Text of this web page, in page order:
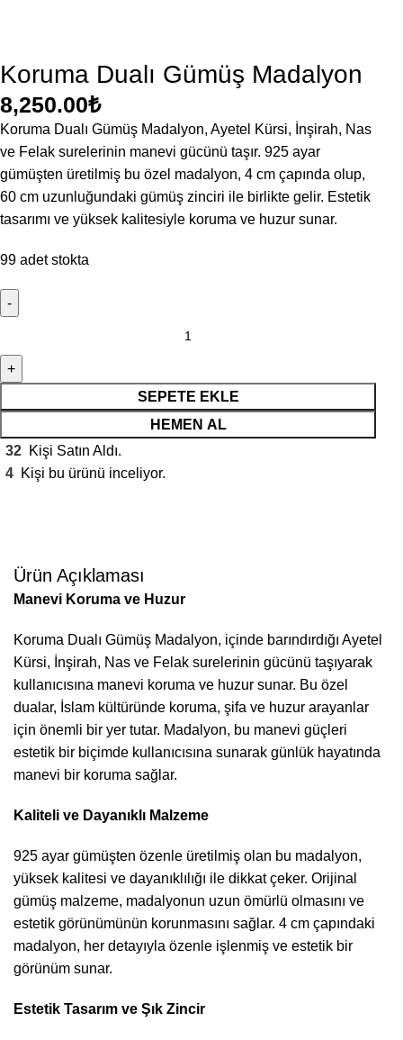
Koruma Dualı Gümüş Madalyon
8,250.00₺
Koruma Dualı Gümüş Madalyon, Ayetel Kürsi, İnşirah, Nas
ve Felak surelerinin manevi gücünü taşır. 925 ayar
gümüşten üretilmiş bu özel madalyon, 4 cm çapında olup,
60 cm uzunluğundaki gümüş zinciri ile birlikte gelir. Estetik
tasarımı ve yüksek kalitesiyle koruma ve huzur sunar.
99 adet stokta
SEPETE EKLE
HEMEN AL
32 Kişi Satın Aldı.
4 Kişi bu ürünü inceliyor.
Ürün Açıklaması
Manevi Koruma ve Huzur
Koruma Dualı Gümüş Madalyon, içinde barındırdığı Ayetel
Kürsi, İnşirah, Nas ve Felak surelerinin gücünü taşıyarak
kullanıcısına manevi koruma ve huzur sunar. Bu özel
dualar, İslam kültüründe koruma, şifa ve huzur arayanlar
için önemli bir yer tutar. Madalyon, bu manevi güçleri
estetik bir biçimde kullanıcısına sunarak günlük hayatında
manevi bir koruma sağlar.
Kaliteli ve Dayanıklı Malzeme
925 ayar gümüşten özenle üretilmiş olan bu madalyon,
yüksek kalitesi ve dayanıklılığı ile dikkat çeker. Orijinal
gümüş malzeme, madalyonun uzun ömürlü olmasını ve
estetik görünümünün korunmasını sağlar. 4 cm çapındaki
madalyon, her detayıyla özenle işlenmiş ve estetik bir
görünüm sunar.
Estetik Tasarım ve Şık Zincir